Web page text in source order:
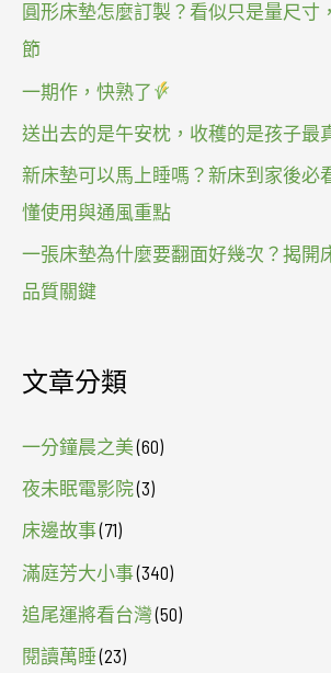
圓形床墊怎麼訂製？看似只是量尺寸
節
一期作，快熟了
送出去的是午安枕，收穫的是孩子最
新床墊可以馬上睡嗎？新床到家後必
懂使用與通風重點
一張床墊為什麼要翻面好幾次？揭開
品質關鍵
文章分類
一分鐘晨之美(60)
夜未眠電影院(3)
床邊故事(71)
滿庭芳大小事(340)
追尾運將看台灣(50)
閱讀萬睡(23)